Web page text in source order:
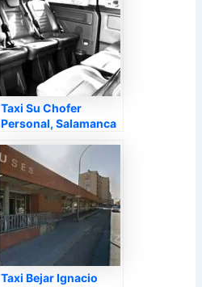
Taxi Su Chofer
Personal, Salamanca
Taxi Bejar Ignacio